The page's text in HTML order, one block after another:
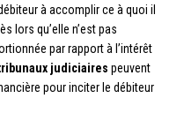
à accomplir ce à quoi il
lors qu’elle n’est pas
par rapport à l’intérêt
judiciaires peuvent
pour inciter le débiteur